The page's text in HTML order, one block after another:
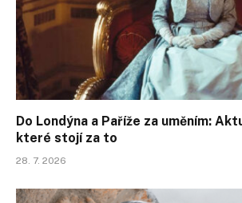
Do Londýna a Paříže za uměním:
které stojí za to
28. 7. 2026